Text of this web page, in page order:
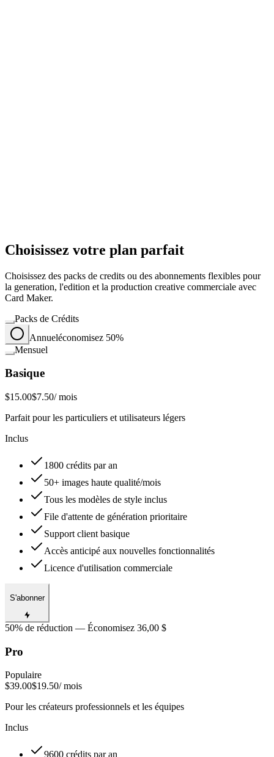
Choisissez votre plan parfait
Choisissez des packs de credits ou des abonnements flexibles pour
la generation, l'edition et la production creative commerciale avec
Card Maker.
Packs de Crédits
Annueléconomisez 50%
Mensuel
Basique
$15.00$7.50/ mois
Parfait pour les particuliers et utilisateurs légers
Inclus
1800 crédits par an
50+ images haute qualité/mois
Tous les modèles de style inclus
File d'attente de génération prioritaire
Support client basique
Accès anticipé aux nouvelles fonctionnalités
Licence d'utilisation commerciale
S'abonner
50% de réduction — Économisez 36,00 $
Pro
Populaire
$39.00$19.50/ mois
Pour les créateurs professionnels et les équipes
Inclus
9600 crédits par an